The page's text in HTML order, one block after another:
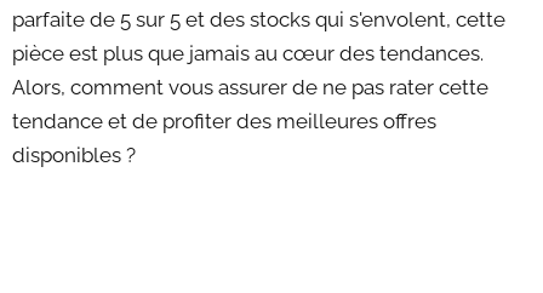
parfaite de 5 sur 5 et des stocks qui s'envolent, cette
pièce est plus que jamais au cœur des tendances.
Alors, comment vous assurer de ne pas rater cette
tendance et de profiter des meilleures offres
disponibles ?